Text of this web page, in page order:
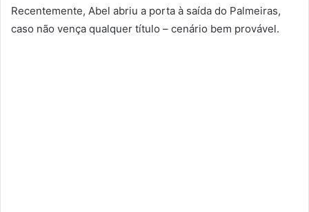
Recentemente, Abel abriu a porta à saída do Palmeiras,
caso não vença qualquer título – cenário bem provável.